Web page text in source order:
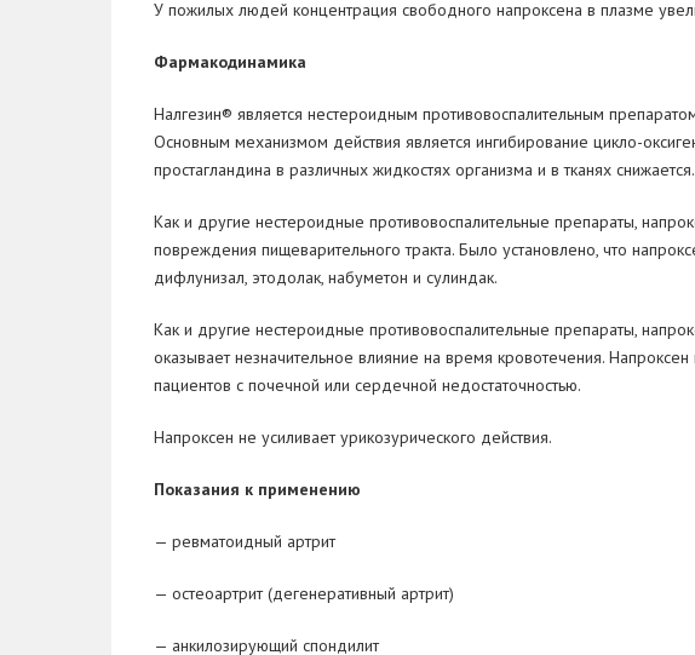
У пожилых людей концентрация свободного напроксена в плазме
Фармакодинамика
Налгезин® является нестероидным противовоспалительным
Основным механизмом действия является ингибирование цикло-
простагландина в различных жидкостях организма и в тканях снижается.
Как и другие нестероидные противовоспалительные препараты,
повреждения пищеварительного тракта. Было установлено, что
дифлунизал, этодолак, набуметон и сулиндак.
Как и другие нестероидные противовоспалительные препараты,
оказывает незначительное влияние на время кровотечения. Напроксен
пациентов с почечной или сердечной недостаточностью.
Напроксен не усиливает урикозурического действия.
Показания к применению
— ревматоидный артрит
— остеоартрит (дегенеративный артрит)
— анкилозирующий спондилит